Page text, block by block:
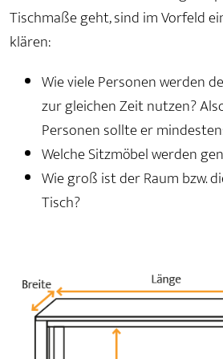
Tischmaße geht, sind im Vorfeld
klären:
Wie viele Personen werden
zur gleichen Zeit nutzen?
Personen sollte er
Welche Sitzmöbel werden
Wie groß ist der Raum bzw.
Tisch?